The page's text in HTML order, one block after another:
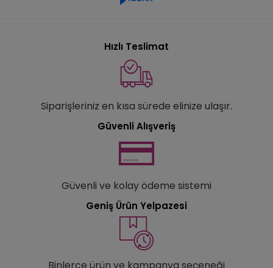
Hızlı Teslimat
Siparişleriniz en kısa sürede elinize ulaşır.
Güvenli Alışveriş
Güvenli ve kolay ödeme sistemi
Geniş Ürün Yelpazesi
Binlerce ürün ve kampanya seçeneği